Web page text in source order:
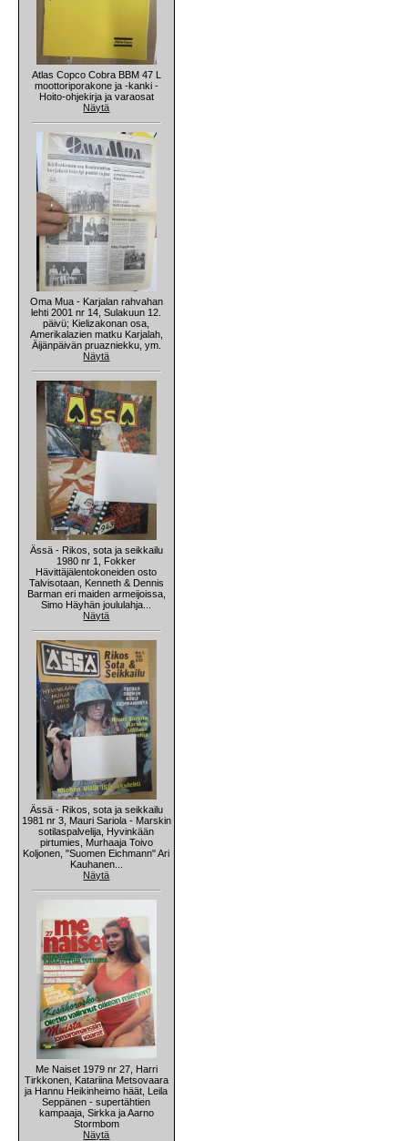
Atlas Copco Cobra BBM 47 L
moottoriporakone ja -kanki -
Hoito-ohjekirja ja varaosat
Näytä
Oma Mua - Karjalan rahvahan
lehti 2001 nr 14, Sulakuun 12.
päivü; Kielizakonan osa,
Amerikalazien matku Karjalah,
Äijänpäivän pruazniekku, ym.
Näytä
Ässä - Rikos, sota ja seikkailu
1980 nr 1, Fokker
Hävittäjälentokoneiden osto
Talvisotaan, Kenneth & Dennis
Barman eri maiden armeijoissa,
Simo Häyhän joululahja...
Näytä
Ässä - Rikos, sota ja seikkailu
1981 nr 3, Mauri Sariola - Marskin
sotilaspalvelija, Hyvinkään
pirtumies, Murhaaja Toivo
Koljonen, "Suomen Eichmann" Ari
Kauhanen...
Näytä
Me Naiset 1979 nr 27, Harri
Tirkkonen, Katariina Metsovaara
ja Hannu Heikinheimo häät, Leila
Seppänen - supertähtien
kampaaja, Sirkka ja Aarno
Stormbom
Näytä